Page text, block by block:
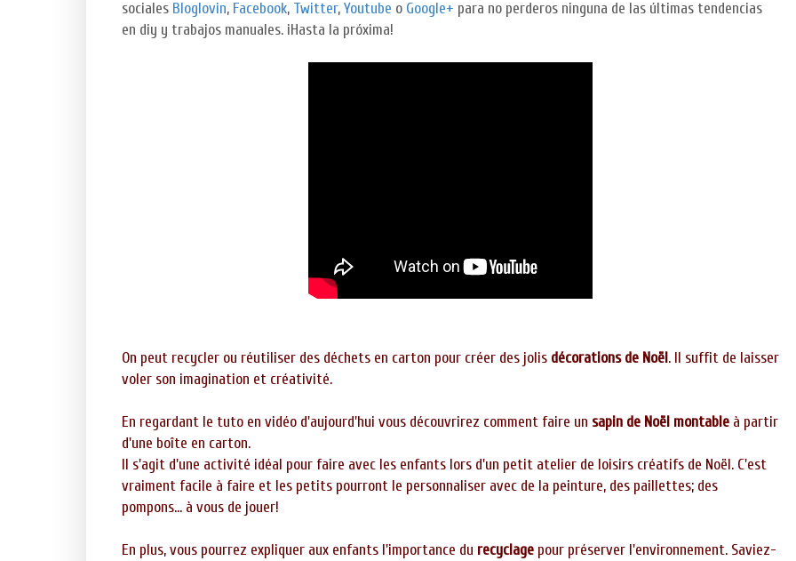
sociales Bloglovin, Facebook, Twitter,Youtube o Google+ para no perderos ninguna de las últimas tendencias
en diy y trabajos manuales. ¡Hasta la próxima!
On peut recycler ou réutiliser des déchets en carton pour créer des jolis décorations de Noël. Il suffit de laisser
voler son imagination et créativité.
En regardant le tuto en vidéo d'aujourd'hui vous découvrirez comment faire un sapin de Noël montable à partir
d'une boîte en carton.
Il s'agit d'une activité idéal pour faire avec les enfants lors d'un petit atelier de loisirs créatifs de Noël. C'est
vraiment facile à faire et les petits pourront le personnaliser avec de la peinture, des paillettes; des
pompons... à vous de jouer!
En plus, vous pourrez expliquer aux enfants l'importance du recyclage pour préserver l'environnement. Saviez-